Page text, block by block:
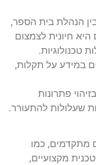
הנהלת בית הספר,
חיונית לצמצום
טכנולוגיות.
במידע על תקלות,
בזיהוי פתרונות
שעלולות להתעורר.
מתקדמים, כמו
מקצועיים,